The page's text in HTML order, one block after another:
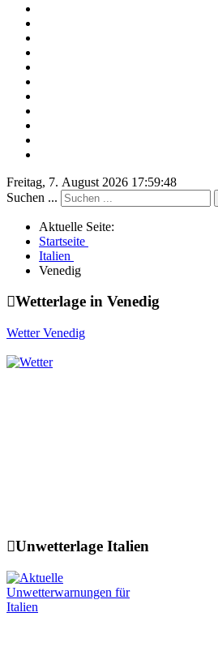
Freitag, 7. August 2026 17:59:48
Suchen ...
Aktuelle Seite:
Startseite
Italien
Venedig
Wetterlage in Venedig
Wetter Venedig
Unwetterlage Italien